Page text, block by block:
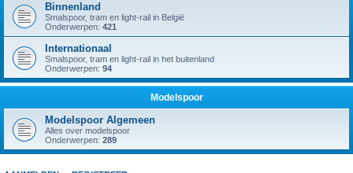
Binnenland
Smalspoor, tram en light-rail in België
Onderwerpen: 421
Internationaal
Smalspoor, tram en light-rail in het buitenland
Onderwerpen: 94
Modelspoor
Modelspoor Algemeen
Alles over modelspoor
Onderwerpen: 289